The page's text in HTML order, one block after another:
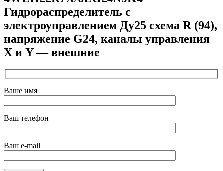
Гидрораспределитель с
электроуправлением Ду25 схема R (94),
напряжение G24, каналы управления
X и Y — внешние
Ваше имя
Ваш телефон
Ваш e-mail